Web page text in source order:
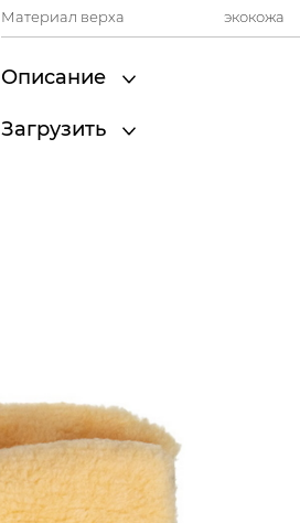
Материал верха
экокожа
Описание
Загрузить